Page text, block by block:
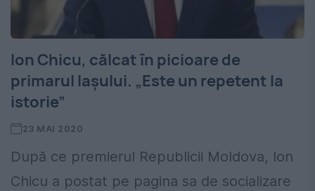
Ion Chicu, călcat în picioare de
primarul Iașului. „Este un repetent la
istorie”
23 MAI 2020
După ce premierul Republicii Moldova, Ion
Chicu a postat pe pagina sa de socializare